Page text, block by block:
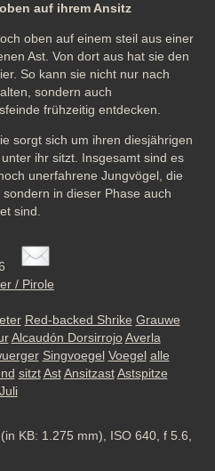
auf ihrem Ansitz
oben auf einem steil aus einer
Ast. Von dort aus hat sie den
So kann sie nicht nur nach
sondern auch
frühzeitig entdecken.
sorgt sich um ihren diesjährigen
ihr sitzt. Insgesamt sind es
unerfahrene Jungvögel, die
in dieser Phase auch
sind.
/ Pirole
Red-backed Shrike Grauwe
Alcaudón Dorsirrojo Averla
Singvoegel Voegel alle
sitzt Ast Ansitzast Astspitze
Juli
KB: 1.275 mm), ISO 640, f 5.6,